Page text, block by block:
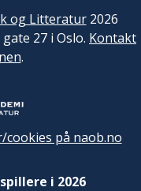
og Litteratur2026
27 i Oslo. Kontakt
.
på naob.no
i 2026